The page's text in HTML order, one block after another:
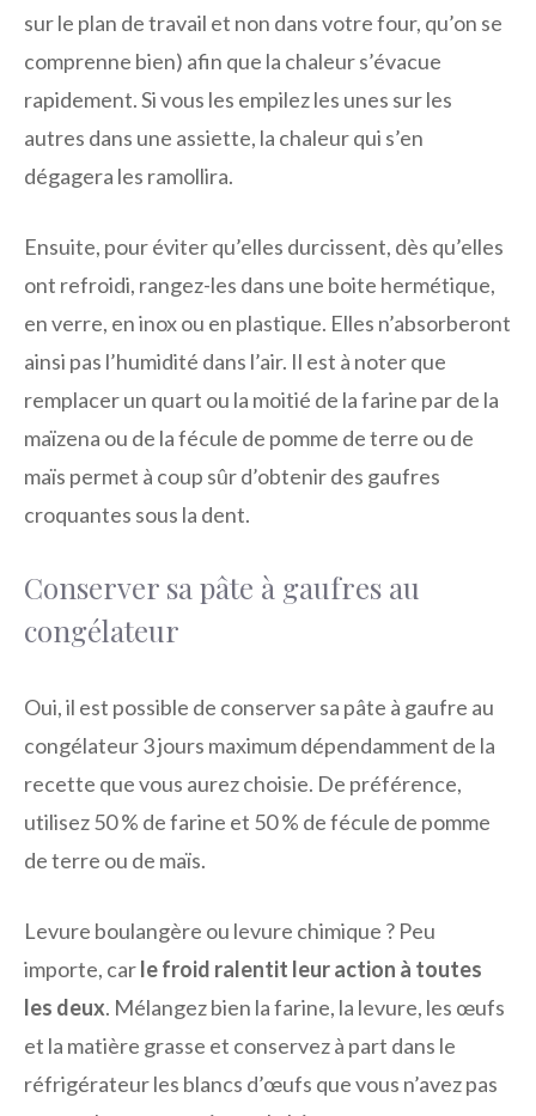
sur le plan de travail et non dans votre four, qu’on se
comprenne bien) afin que la chaleur s’évacue
rapidement. Si vous les empilez les unes sur les
autres dans une assiette, la chaleur qui s’en
dégagera les ramollira.
Ensuite, pour éviter qu’elles durcissent, dès qu’elles
ont refroidi, rangez-les dans une boite hermétique,
en verre, en inox ou en plastique. Elles n’absorberont
ainsi pas l’humidité dans l’air. Il est à noter que
remplacer un quart ou la moitié de la farine par de la
maïzena ou de la fécule de pomme de terre ou de
maïs permet à coup sûr d’obtenir des gaufres
croquantes sous la dent.
Conserver sa pâte à gaufres au
congélateur
Oui, il est possible de conserver sa pâte à gaufre au
congélateur 3 jours maximum dépendamment de la
recette que vous aurez choisie. De préférence,
utilisez 50 % de farine et 50 % de fécule de pomme
de terre ou de maïs.
Levure boulangère ou levure chimique ? Peu
importe, carle froid ralentit leur action à toutes
les deux. Mélangez bien la farine, la levure, les œufs
et la matière grasse et conservez à part dans le
réfrigérateur les blancs d’œufs que vous n’avez pas